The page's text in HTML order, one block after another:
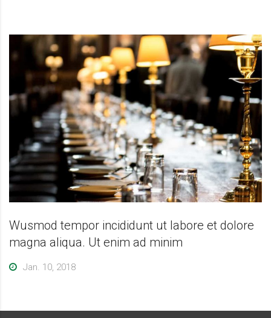
Wusmod tempor incididunt ut labore et dolore
magna aliqua. Ut enim ad minim
Jan. 10, 2018